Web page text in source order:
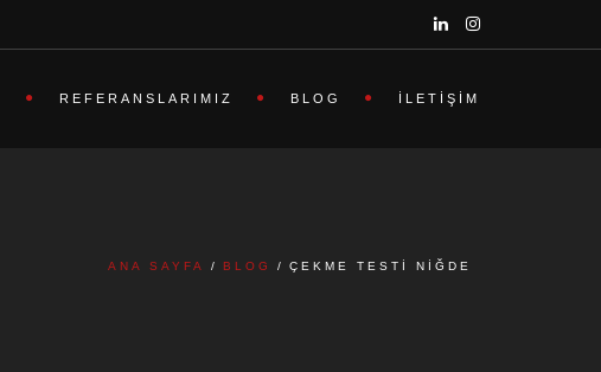
REFERANSLARIMIZ BLOG İLETIŞIM
ANA SAYFA BLOG ÇEKME TESTI NIĞDE